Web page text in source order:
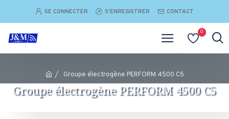
SE CONNECTER S'ENREGISTRER CONTACT
0
Groupe électrogène PERFORM 4500 C5
Groupe électrogène PERFORM 4500 C5